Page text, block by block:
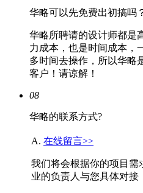
华略可以先免费出初搞吗
华略所聘请的设计师都是
力成本，也是时间成本，
多时间去操作，所以华略
客户！请谅解！
08
华略的联系方式?
A. 在线留言>>
我们将会根据你的项目需
业的负责人与您具体对接